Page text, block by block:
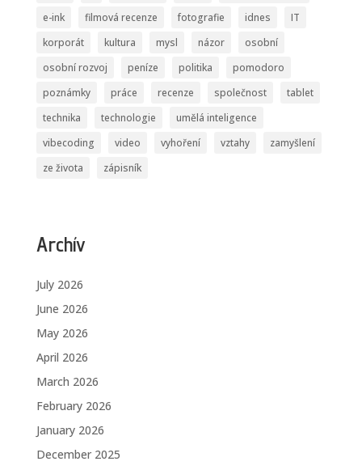
e-ink
filmová recenze fotografie idnes
IT
korporát
kultura mysl názor
osobní
osobní rozvoj
peníze politika
pomodoro
poznámky
práce recenze společnost
tablet
technika
technologie
umělá inteligence
vibecoding
video vyhoření vztahy
zamyšlení
ze života
zápisník
Archív
July 2026
June 2026
May 2026
April 2026
March 2026
February 2026
January 2026
December 2025